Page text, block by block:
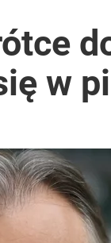
roku?
kolekcji
w